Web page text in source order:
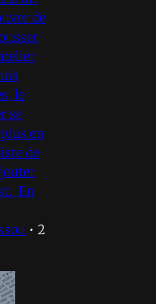
de
le
se
en
de
En
• 2